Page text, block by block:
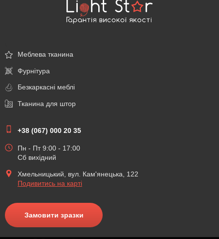
Меблева тканина
Фурнітура
Безкаркасні меблі
Тканина для штор
+38 (067) 000 20 35
Пн - Пт 9:00 - 17:00
Сб вихідний
Хмельницький, вул. Кам'янецька, 122
Подивитись на карті
Замовити зразки